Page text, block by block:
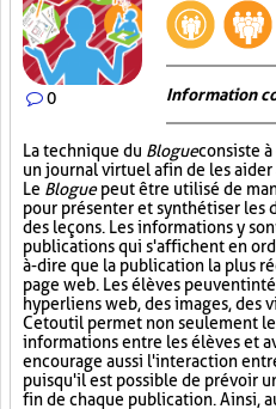
0 Information
La technique du Blogueconsiste
un journal virtuel afin de les
Le Bloguepeut être utilisé de
pour présenter et synthétiser les
des leçons. Les informations y
publications qui s'affichent en
à-dire que la publication la plus
page web. Les élèves peuvent
hyperliens web, des images, des
Cet outil permet non seulement
informations entre les élèves et
encourage aussi l'interaction
puisqu'il est possible de prévoir
fin de chaque publication. Ainsi,